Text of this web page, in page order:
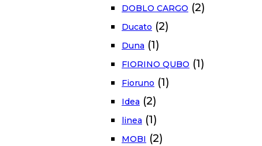
DOBLO CARGO (2)
Ducato (2)
Duna (1)
FIORINO QUBO (1)
Fioruno (1)
Idea (2)
linea (1)
MOBI (2)